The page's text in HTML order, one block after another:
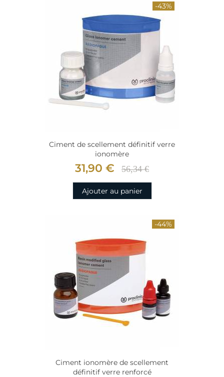
-43%
Ciment de scellement définitif verre
ionomère
31,90 € 56,34 €
Ajouter au panier
-44%
Ciment ionomère de scellement
définitif verre renforcé